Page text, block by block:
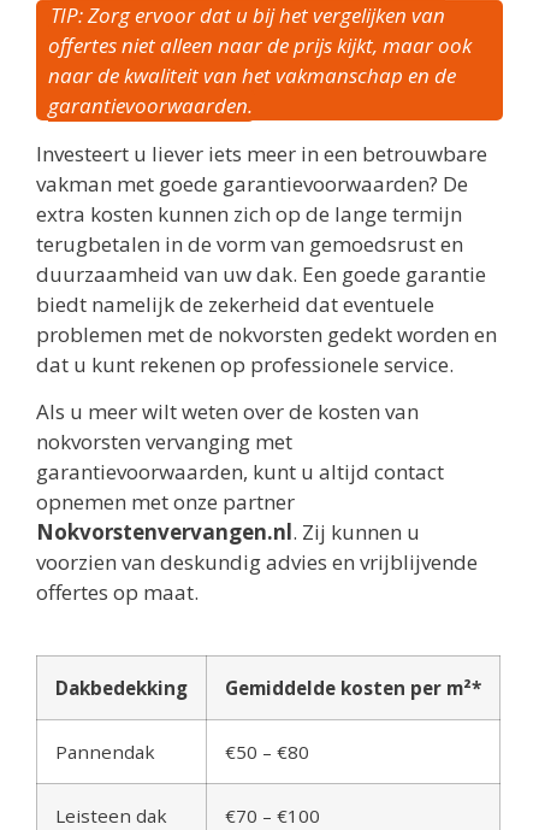
TIP: Zorg ervoor dat u bij het vergelijken van
offertes niet alleen naar de prijs kijkt, maar ook
naar de kwaliteit van het vakmanschap en de
garantievoorwaarden.
Investeert u liever iets meer in een betrouwbare
vakman met goede garantievoorwaarden? De
extra kosten kunnen zich op de lange termijn
terugbetalen in de vorm van gemoedsrust en
duurzaamheid van uw dak. Een goede garantie
biedt namelijk de zekerheid dat eventuele
problemen met de nokvorsten gedekt worden en
dat u kunt rekenen op professionele service.
Als u meer wilt weten over de kosten van
nokvorsten vervanging met
garantievoorwaarden, kunt u altijd contact
opnemen met onze partner
Nokvorstenvervangen.nl. Zij kunnen u
voorzien van deskundig advies en vrijblijvende
offertes op maat.
Dakbedekking Gemiddelde kosten per m²*
Pannendak €50 – €80
Leisteen dak €70 – €100